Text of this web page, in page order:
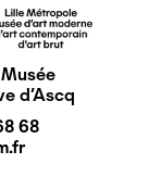
d'Ascq
68